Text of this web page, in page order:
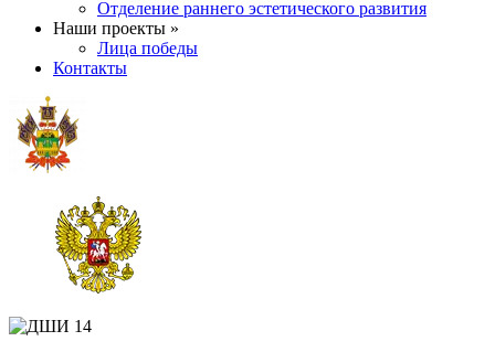
Отделение раннего эстетического развития
Наши проекты »
Лица победы
Контакты